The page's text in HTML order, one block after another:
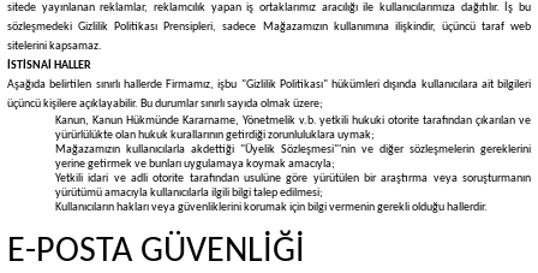
sitede yayınlanan reklamlar, reklamcılık yapan iş ortaklarımız aracılığı ile kullanıcılarımıza dağıtılır. İş bu
sözleşmedeki Gizlilik Politikası Prensipleri, sadece Mağazamızın kullanımına ilişkindir, üçüncü taraf web
sitelerini kapsamaz.
İSTİSNAİ HALLER
Aşağıda belirtilen sınırlı hallerde Firmamız, işbu "Gizlilik Politikası" hükümleri dışında kullanıcılara ait bilgileri
üçüncü kişilere açıklayabilir. Bu durumlar sınırlı sayıda olmak üzere;
Kanun, Kanun Hükmünde Kararname, Yönetmelik v.b. yetkili hukuki otorite tarafından çıkarılan ve
yürürlülükte olan hukuk kurallarının getirdiği zorunluluklara uymak;
Mağazamızın kullanıcılarla akdettiği "Üyelik Sözleşmesi"'nin ve diğer sözleşmelerin gereklerini
yerine getirmek ve bunları uygulamaya koymak amacıyla;
Yetkili idari ve adli otorite tarafından usulüne göre yürütülen bir araştırma veya soruşturmanın
yürütümü amacıyla kullanıcılarla ilgili bilgi talep edilmesi;
Kullanıcıların hakları veya güvenliklerini korumak için bilgi vermenin gerekli olduğu hallerdir.
E-POSTA GÜVENLİĞİ